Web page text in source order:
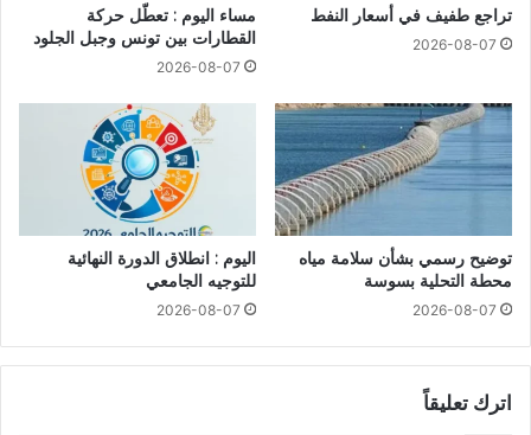
تراجع طفيف في أسعار النفط
2026-08-07
مساء اليوم : تعطّل حركة
القطارات بين تونس وجبل الجلود
2026-08-07
توضيح رسمي بشأن سلامة مياه
محطة التحلية بسوسة
2026-08-07
اليوم : انطلاق الدورة النهائية
للتوجيه الجامعي
2026-08-07
اترك تعليقاً